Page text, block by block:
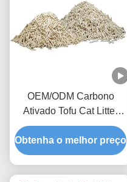
OEM/ODM Carbono
Ativado Tofu Cat Litter
Formulário
Desodorizante Avançado
Odor Lock Pet Litter Sand
Obtenha o melhor preço